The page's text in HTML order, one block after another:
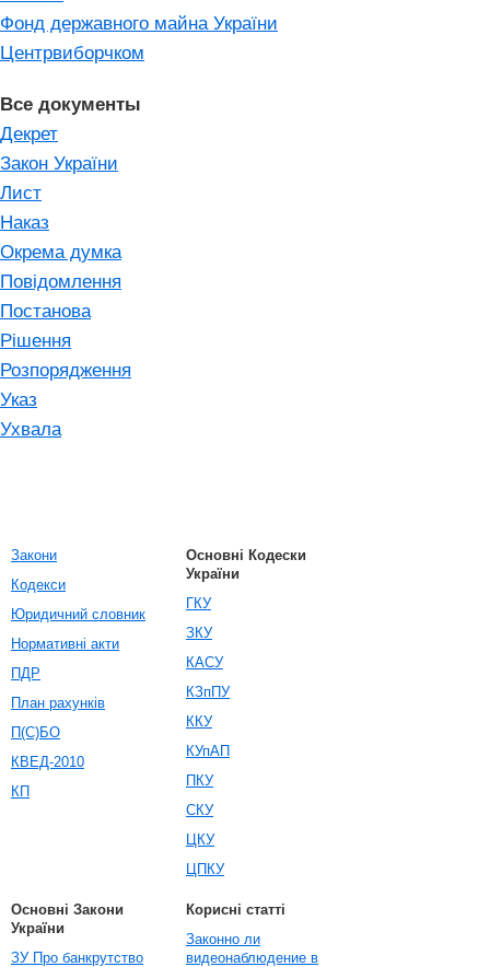
Фонд державного майна України
Центрвиборчком
Все документы
Декрет
Закон України
Лист
Наказ
Окрема думка
Повідомлення
Постанова
Рішення
Розпорядження
Указ
Ухвала
Закони
Кодекси
Юридичний словник
Нормативні акти
ПДР
План рахунків
П(С)БО
КВЕД-2010
КП
Основні Кодески
України
ГКУ
ЗКУ
КАСУ
КЗпПУ
ККУ
КУпАП
ПКУ
СКУ
ЦКУ
ЦПКУ
Основні Закони
України
ЗУ Про банкрутство
Корисні статті
Законно ли
видеонаблюдение в